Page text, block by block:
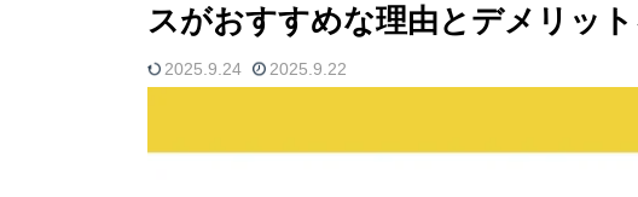
スがおすすめな理由とデメリッ
2025.9.24 2025.9.22